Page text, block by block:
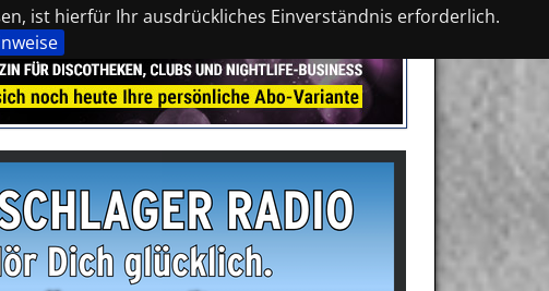
ist hierfür Ihr ausdrückliches Einverständnis erforderlich.